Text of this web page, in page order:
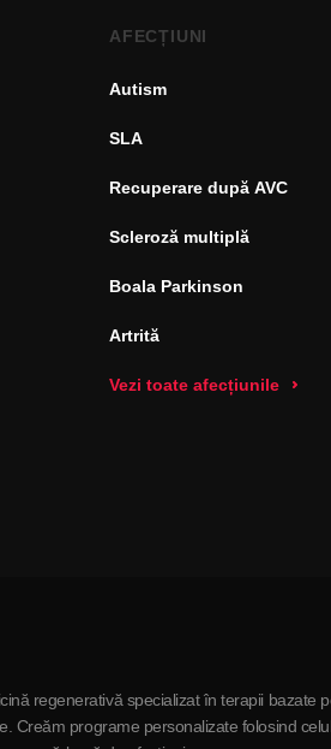
AFECȚIUNI
Autism
SLA
Recuperare după AVC
Scleroză multiplă
Boala Parkinson
Artrită
Vezi toate afecțiunile
regenerativă specializat în terapii
Creăm programe personalizate folosind